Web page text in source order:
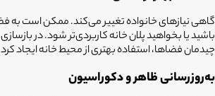
گاهی نیازهای خانواده تغییر می‌کند. ممکن است به
باشید یا بخواهید پلان خانه کاربردی‌تر شود. در
چیدمان فضاها، استفاده بهتری از محیط خانه ایجاد
به‌روزرسانی ظاهر و دکوراسیون